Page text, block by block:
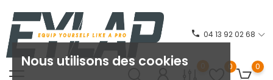
Nous utilisons des cookies
phone 04 13 92 02 68
0 0 0